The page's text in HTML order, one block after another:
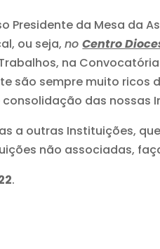
Presidente da Mesa da
ou seja,noCentro
na
são sempre muito ricos
das nossas
a outras Instituições,
não associadas,
.